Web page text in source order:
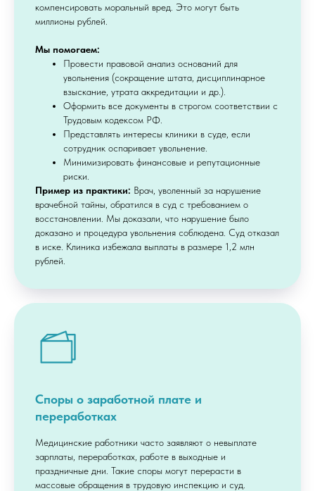
компенсировать моральный вред. Это могут быть
миллионы рублей.
Мы помогаем:
Провести правовой анализ оснований для
увольнения (сокращение штата, дисциплинарное
взыскание, утрата аккредитации и др.).
Оформить все документы в строгом соответствии с
Трудовым кодексом РФ.
Представлять интересы клиники в суде, если
сотрудник оспаривает увольнение.
Минимизировать финансовые и репутационные
риски.
Пример из практики: Врач, уволенный за нарушение
врачебной тайны, обратился в суд с требованием о
восстановлении. Мы доказали, что нарушение было
доказано и процедура увольнения соблюдена. Суд отказал
в иске. Клиника избежала выплаты в размере 1,2 млн
рублей.
Споры о заработной плате и
переработках
Медицинские работники часто заявляют о невыплате
зарплаты, переработках, работе в выходные и
праздничные дни. Такие споры могут перерасти в
массовые обращения в трудовую инспекцию и суд.